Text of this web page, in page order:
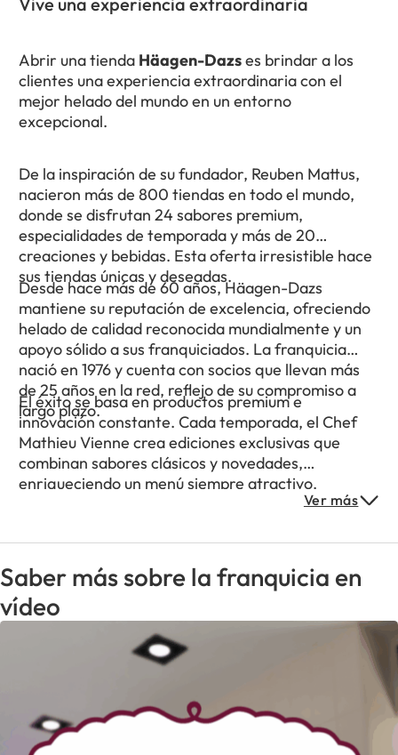
Abrir una tienda Häagen-Dazses brindar a los
clientes una experiencia extraordinaria con el
mejor helado del mundo en un entorno
excepcional.
De la inspiración de su fundador, Reuben Mattus,
nacieron más de 800 tiendas en todo el mundo,
donde se disfrutan 24 sabores premium,
especialidades de temporada y más de 20
creaciones y bebidas. Esta oferta irresistible hace
sus tiendas únicas y deseadas.
Desde hace más de 60 años, Häagen-Dazs
mantiene su reputación de excelencia, ofreciendo
helado de calidad reconocida mundialmente y un
apoyo sólido a sus franquiciados. La franquicia
nació en 1976 y cuenta con socios que llevan más
de 25 años en la red, reflejo de su compromiso a
largo plazo.
El éxito se basa en productos premium e
innovación constante. Cada temporada, el Chef
Mathieu Vienne crea ediciones exclusivas que
combinan sabores clásicos y novedades,
enriqueciendo un menú siempre atractivo.
Ver más
Saber más sobre la franquicia en
vídeo